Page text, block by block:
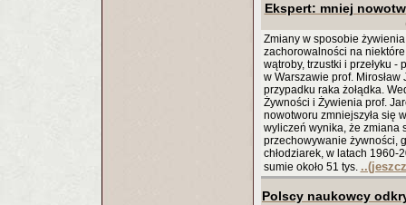
Ekspert: mniej
Zmiany w sposobie
zachorowalności na niektóre
wątroby, trzustki i przełyku -
w Warszawie prof.
przypadku raka żołądka.
Żywności i Żywienia prof.
nowotworu zmniejszyła się
wyliczeń wynika, że zmiana
przechowywanie żywności,
chłodziarek, w latach 1960-
sumie około 51 tys.
Polscy naukowcy